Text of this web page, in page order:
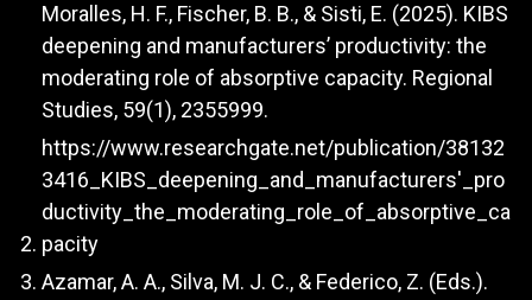
Moralles, H. F., Fischer, B. B., & Sisti, E. (2025). KIBS
deepening and manufacturers’ productivity: the
moderating role of absorptive capacity. Regional
Studies, 59(1), 2355999.
https://www.researchgate.net/publication/38132
3416_KIBS_deepening_and_manufacturers'_pro
ductivity_the_moderating_role_of_absorptive_ca
pacity
Azamar, A. A., Silva, M. J. C., & Federico, Z. (Eds.).